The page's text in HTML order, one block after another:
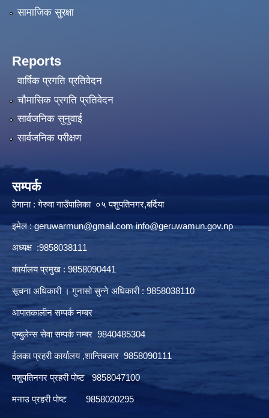
सामाजिक सुरक्षा
Reports
वार्षिक प्रगति प्रतिवेदन
चौमासिक प्रगति प्रतिवेदन
सार्वजनिक सुनुवाई
सार्वजनिक परीक्षण
सम्पर्क
ठेगाना : गेरुवा गाउँपालिका ०५ पशुपतिनगर,बर्दिया
इमेल :geruwarmun@gmail.com info@geruwamun.gov.np
अध्यक्ष :9858038111
कार्यालय प्रमुख : 9858090441
सूचना अधिकारी । गुनासो सुन्ने अधिकारी : 9858038110
आपातकालीन सम्पर्क नम्बर
एम्बुलेन्स सेवा सम्पर्क नम्बर 9840485304
ईलका प्रहरी कार्यालय ,शान्तिबजार 9858090111
पशुपतिनगर प्रहरी पोष्ट 9858047100
मनाउ प्रहरी पोष्ट 9858020295